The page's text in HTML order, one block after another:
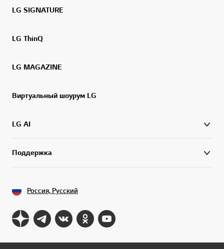
LG SIGNATURE
LG ThinQ
LG MAGAZINE
Виртуальный шоурум LG
LG AI
Поддержка
Россия, Русский